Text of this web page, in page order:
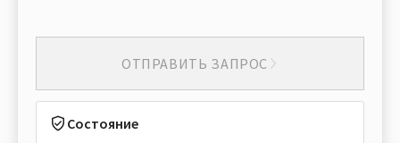
ОТПРАВИТЬ ЗАПРОС
Состояние